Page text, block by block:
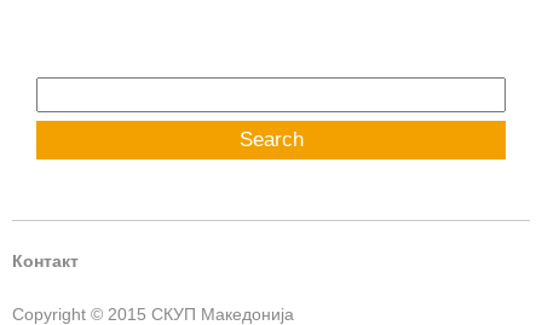
for:
Контакт
Copyright © 2015 СКУП Македонија